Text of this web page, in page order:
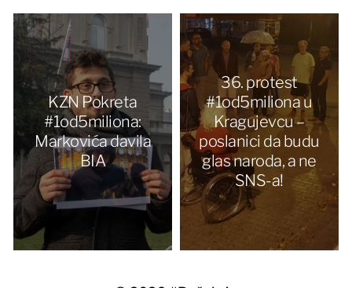
KZN Pokreta
#1od5miliona:
Markovića davila
BIA
36. protest
#1od5miliona u
Kragujevcu –
poslanici da budu
glas naroda, a ne
SNS-a!